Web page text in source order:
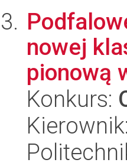
nowej
pionową
Konkurs: